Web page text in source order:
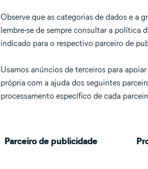
Observe que as categorias de dados e a
lembre-se de sempre consultar a política
indicado para o respectivo parceiro de
Usamos anúncios de terceiros para apoiar
própria com a ajuda dos seguintes
processamento específico de cada
Parceiro de publicidade